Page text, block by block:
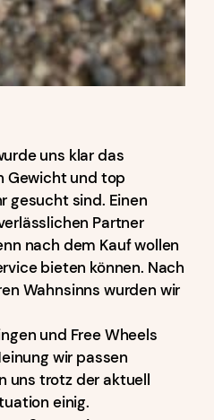
uns klar das
Gewicht und top
gesucht sind. Einen
Partner
nach dem Kauf wollen
bieten können. Nach
Wahnsinns wurden wir
und Free Wheels
wir passen
uns trotz der aktuell
einig.